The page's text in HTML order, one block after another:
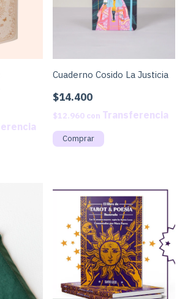
Cuaderno Cosido La Justicia
$14.400
$12.960 con